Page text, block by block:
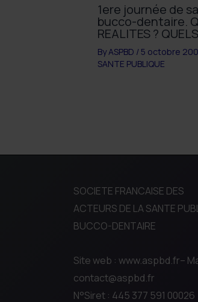
1ere journée de
bucco-dentaire.
REALITES ?
ByASPBD / 5 octobre
SANTE PUBLIQUE
SOCIETE FRANCAISE DES
ACTEURS DE LA SANTE
BUCCO-DENTAIRE
Site web : www.aspbd.fr–
contact@aspbd.fr
N°Siret : 445 377 591 00026